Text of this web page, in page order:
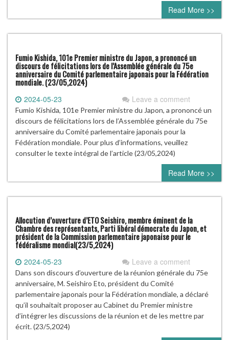
Read More >>
Fumio Kishida, 101e Premier ministre du Japon, a prononcé un
discours de félicitations lors de l’Assemblée générale du 75e
anniversaire du Comité parlementaire japonais pour la Fédération
mondiale. (23/05,2024)
2024-05-23 Leave a comment
Fumio Kishida, 101e Premier ministre du Japon, a prononcé un
discours de félicitations lors de l’Assemblée générale du 75e
anniversaire du Comité parlementaire japonais pour la
Fédération mondiale. Pour plus d’informations, veuillez
consulter le texte intégral de l’article (23/05,2024)
Read More >>
Allocution d’ouverture d’ETO Seishiro, membre éminent de la
Chambre des représentants, Parti libéral démocrate du Japon, et
président de la Commission parlementaire japonaise pour le
fédéralisme mondial(23/5,2024)
2024-05-23 Leave a comment
Dans son discours d’ouverture de la réunion générale du 75e
anniversaire, M. Seishiro Eto, président du Comité
parlementaire japonais pour la Fédération mondiale, a déclaré
qu’il souhaitait proposer au Cabinet du Premier ministre
d’intégrer les discussions de la réunion et de les mettre par
écrit. (23/5,2024)